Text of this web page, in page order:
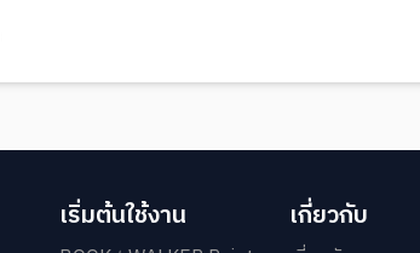
เริ่มต้นใช้งาน เกี่ยวกับ